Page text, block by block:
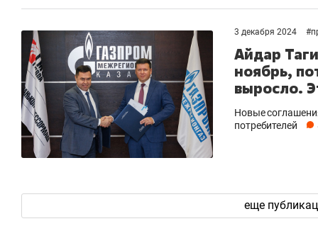
3 декабря 2024 #
Айдар
ноябрь,
выросло.
Новые
потребителей
еще